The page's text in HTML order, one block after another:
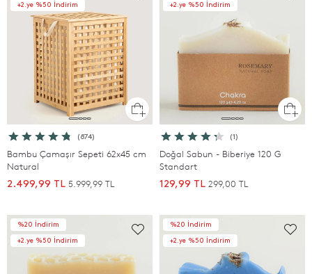
+2.ye %50 İndirim
(874)
Bambu Çamaşır Sepeti 62x45 cm
Natural
2.499,99 TL 5.999,99 TL
+2.ye %50 İndirim
(1)
Doğal Sabun - Biberiye 120 G
Standart
129,99 TL 299,00 TL
%20 İndirim
+2.ye %50 İndirim
%20 İndirim
+2.ye %50 İndirim